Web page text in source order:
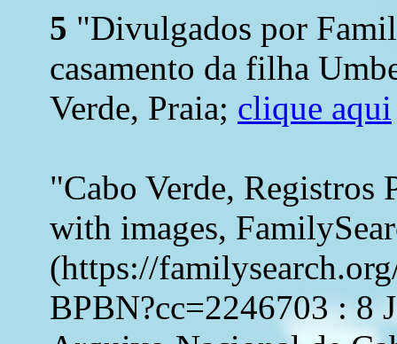
5 "Divulgados por
casamento da filha
Verde, Praia; clique aqui
"Cabo Verde, Registros
with images,
(https://
BPBN?cc=2246703 : 8